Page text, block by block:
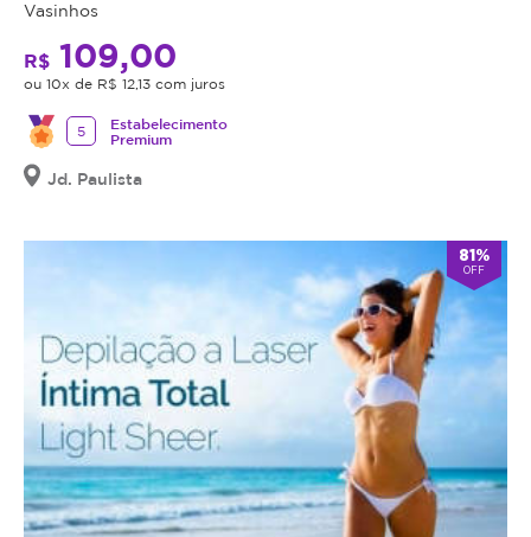
Vasinhos
R$ 109,00
ou 10x de R$ 12,13 com juros
5
Estabelecimento
Premium
Jd. Paulista
81%
OFF